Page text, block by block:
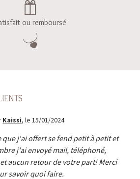
ou remboursé
Kaissi, le 15/01/2024
que j'ai offert se fend petit à petit et
j'ai envoyé mail, téléphoné,
aucun retour de votre part! Merci
savoir quoi faire.